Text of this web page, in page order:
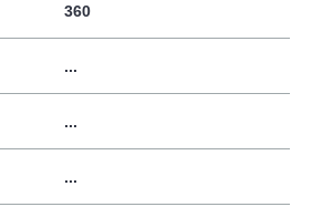
360
...
...
...